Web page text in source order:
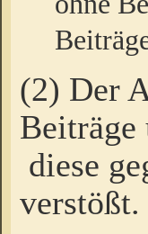
(2) Der
Beiträge
diese
verstößt.